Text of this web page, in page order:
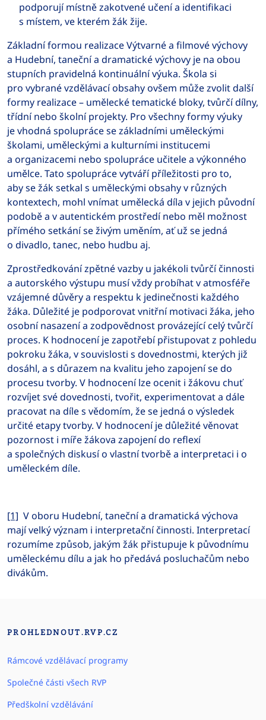
podporují místně zakotvené učení a identifikaci
s místem, ve kterém žák žije.
Základní formou realizace Výtvarné a filmové výchovy
a Hudební, taneční a dramatické výchovy je na obou
stupních pravidelná kontinuální výuka. Škola si
pro vybrané vzdělávací obsahy ovšem může zvolit další
formy realizace – umělecké tematické bloky, tvůrčí dílny,
třídní nebo školní projekty. Pro všechny formy výuky
je vhodná spolupráce se základními uměleckými
školami, uměleckými a kulturními institucemi
a organizacemi nebo spolupráce učitele a výkonného
umělce. Tato spolupráce vytváří příležitosti pro to,
aby se žák setkal s uměleckými obsahy v různých
kontextech, mohl vnímat umělecká díla v jejich původní
podobě a v autentickém prostředí nebo měl možnost
přímého setkání se živým uměním, ať už se jedná
o divadlo, tanec, nebo hudbu aj.
Zprostředkování zpětné vazby u jakékoli tvůrčí činnosti
a autorského výstupu musí vždy probíhat v atmosféře
vzájemné důvěry a respektu k jedinečnosti každého
žáka. Důležité je podporovat vnitřní motivaci žáka, jeho
osobní nasazení a zodpovědnost provázející celý tvůrčí
proces. K hodnocení je zapotřebí přistupovat z pohledu
pokroku žáka, v souvislosti s dovednostmi, kterých již
dosáhl, a s důrazem na kvalitu jeho zapojení se do
procesu tvorby. V hodnocení lze ocenit i žákovu chuť
rozvíjet své dovednosti, tvořit, experimentovat a dále
pracovat na díle s vědomím, že se jedná o výsledek
určité etapy tvorby. V hodnocení je důležité věnovat
pozornost i míře žákova zapojení do reflexí
a společných diskusí o vlastní tvorbě a interpretaci i o
uměleckém díle.
[1] V oboru Hudební, taneční a dramatická výchova
mají velký význam i interpretační činnosti. Interpretací
rozumíme způsob, jakým žák přistupuje k původnímu
uměleckému dílu a jak ho předává posluchačům nebo
divákům.
PROHLEDNOUT.RVP.CZ
Rámcové vzdělávací programy
Společné části všech RVP
Předškolní vzdělávání